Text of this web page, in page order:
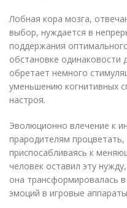
Лобная кора мозга,
выбор, нуждается в
поддержания
обстановке одинаковости
обретает немного
уменьшению когнитивных
настроя.
Эволюционно влечение к
прародителям
приспосабливаясь к
человек оставил эту
она трансформировалась
эмоций в игровые